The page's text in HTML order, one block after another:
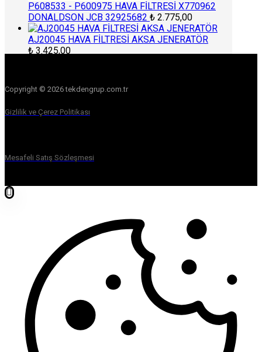
P608533 - P600975 HAVA FİLTRESİ X770962
DONALDSON JCB 32925682 ₺ 2.775,00
AJ20045 HAVA FİLTRESİ AKSA JENERATÖR
₺ 3.425,00
Copyright © 2026 tekdengrup.com.tr
Gizlilik ve Çerez Politikası
Mesafeli Satış Sözleşmesi